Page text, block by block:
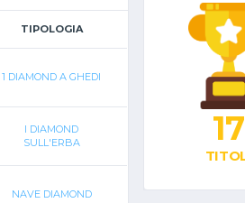
TIPOLOGIA
1 DIAMOND A GHEDI
I DIAMOND
SULL'ERBA
NAVE DIAMOND
17